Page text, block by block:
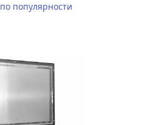
по популярности